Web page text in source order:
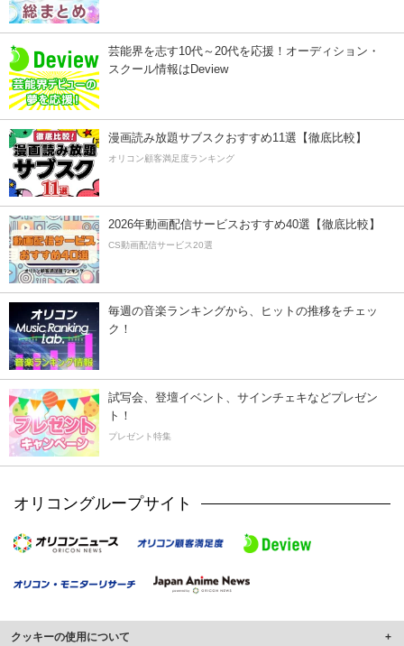
芸能界を志す10代～20代を応援！オーディション・
スクール情報はDeview
漫画読み放題サブスクおすすめ11選【徹底比較】
オリコン顧客満足度ランキング
2026年動画配信サービスおすすめ40選【徹底比較】
CS動画配信サービス20選
毎週の音楽ランキングから、ヒットの推移をチェッ
ク！
試写会、登壇イベント、サインチェキなどプレゼン
ト！
プレゼント特集
オリコングループサイト
クッキーの使用について